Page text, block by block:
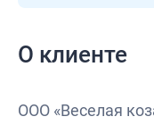
О клиенте
ООО «Веселая